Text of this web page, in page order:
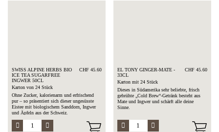
SWISS ALPINE HERBS BIO
ICE TEA SUGARFREE
INGWER 50CL
CHF 45.60
Karton von 24 Stück
Ohne Zucker, kalorienarm und erfrischend
pur – so präsentiert sich dieser ungesüsste
Eistee mit biologischem Sanddorn, Ingwer
und Äpfeln aus der Schweiz.
EL TONY GINGER-MATE -
33CL
CHF 45.60
Karton mit 24 Stück
Dieses in Südamerika sehr beliebte, frisch
gebrühte „Cold Brew“-Getränk besteht aus
Mate und Ingwer und schärft alle deine
Sinne.